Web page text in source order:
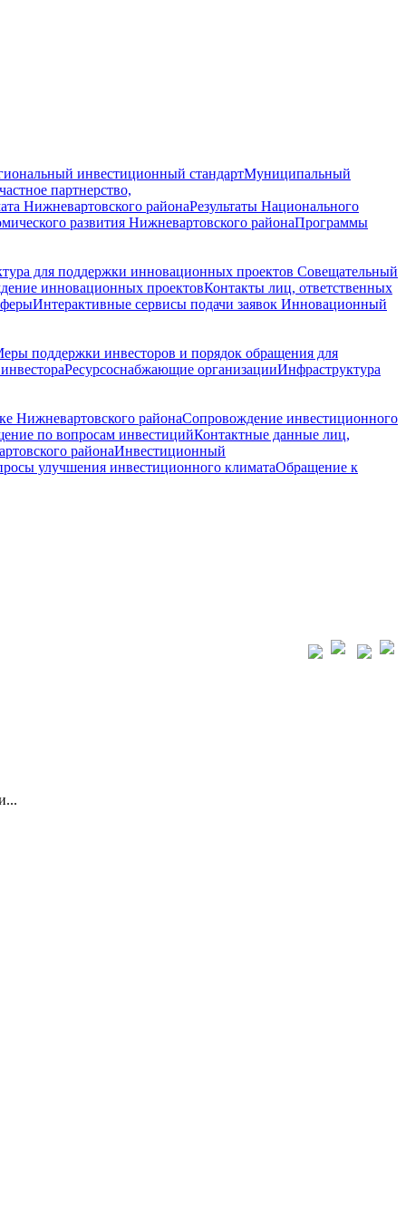
инвестиционный стандартМуниципальный
партнерство,
Нижневартовского районаРезультаты Национального
развития Нижневартовского районаПрограммы
для поддержки инновационных проектов Совещательный
инновационных проектовКонтакты лиц, ответственных
Интерактивные сервисы подачи заявок Инновационный
поддержки инвесторов и порядок обращения для
Ресурсоснабжающие организацииИнфраструктура
Нижневартовского районаСопровождение инвестиционного
по вопросам инвестицийКонтактные данные лиц,
районаИнвестиционный
улучшения инвестиционного климатаОбращение к